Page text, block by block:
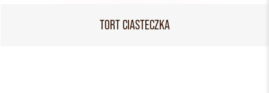
TORT CIASTECZKA